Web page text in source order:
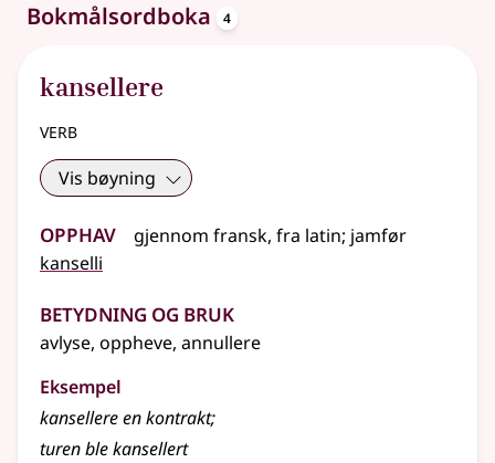
8 treff
Bokmålsordboka 4
kansellere
verb
Vis bøyning
Opphav gjennom fransk, fra latin; jamfør
kanselli
Betydning og bruk
avlyse, oppheve, annullere
Eksempel
kansellereen kontrakt;
turen ble kansellert